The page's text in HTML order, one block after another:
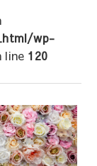
wp-
line 120